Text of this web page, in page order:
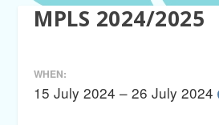
MPLS 2024/2025
WHEN:
15 July 2024 – 26 July 2024